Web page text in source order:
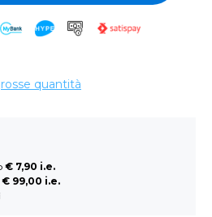
quantità
€ 7,90 i.e.
€ 99,00 i.e.